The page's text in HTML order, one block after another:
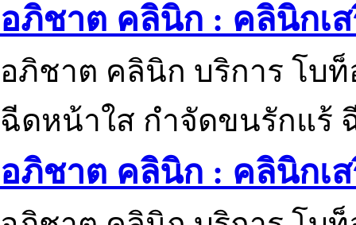
อภิชาต คลินิก : คลินิกเ
อภิชาต คลินิก บริการ โบ
ฉีดหน้าใส กำจัดขนรักแร้
อภิชาต คลินิก : คลินิกเ